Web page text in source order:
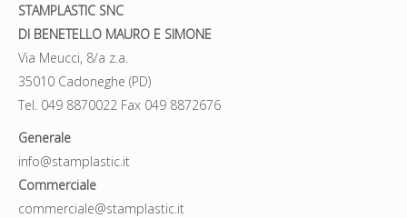
STAMPLASTIC SNC
DI BENETELLO MAURO E SIMONE
Via Meucci, 8/a z.a.
35010 Cadoneghe (PD)
Tel. 049 8870022 Fax 049 8872676
Generale
info@stamplastic.it
Commerciale
commerciale@stamplastic.it